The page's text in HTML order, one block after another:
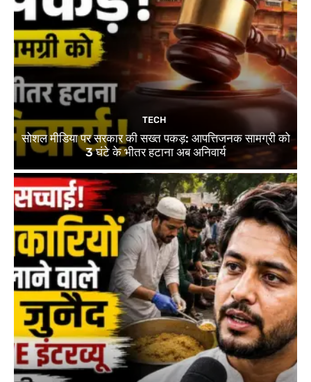
TECH
सोशल मीडिया पर सरकार की सख्त पकड़: आपत्तिजनक सामग्री को
3 घंटे के भीतर हटाना अब अनिवार्य